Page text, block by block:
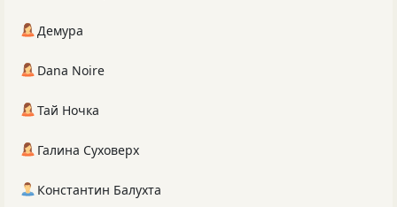
Демура
Dana Noire
Тай Ночка
Галина Суховерх
Константин Балухта